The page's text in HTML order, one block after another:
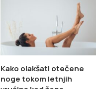
Kako olakšati otečene
noge tokom letnjih